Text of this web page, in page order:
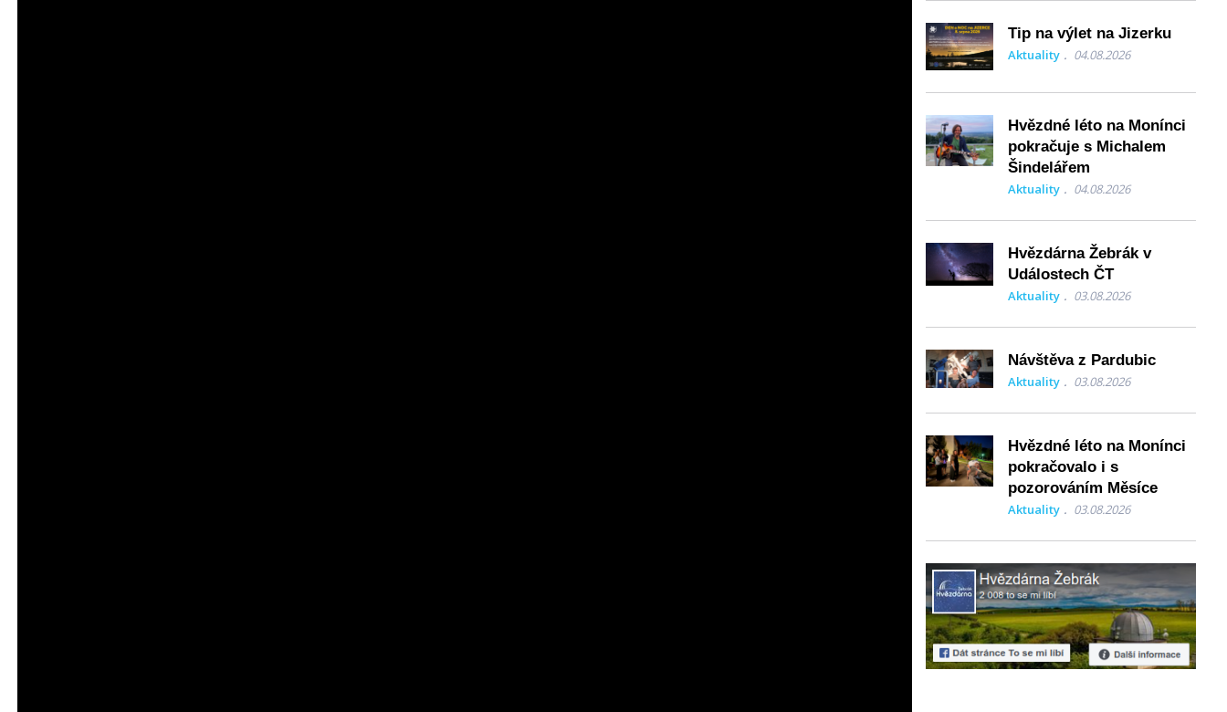
Tip na výlet na Jizerku
Aktuality 04.08.2026
Hvězdné léto na Monínci
pokračuje s Michalem
Šindelářem
Aktuality 04.08.2026
Hvězdárna Žebrák v
Událostech ČT
Aktuality 03.08.2026
Návštěva z Pardubic
Aktuality 03.08.2026
Hvězdné léto na Monínci
pokračovalo i s
pozorováním Měsíce
Aktuality 03.08.2026